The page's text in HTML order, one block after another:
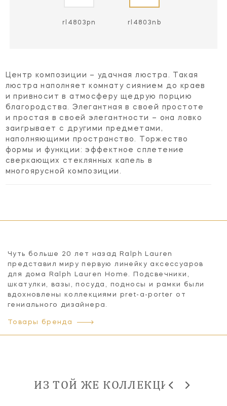
rl4803pn rl4803nb
Центр композиции – удачная люстра. Такая
люстра наполняет комнату сиянием до краев
и привносит в атмосферу щедрую порцию
благородства. Элегантная в своей простоте
и простая в своей элегантности – она ловко
заигрывает с другими предметами,
наполняющими пространство. Торжество
формы и функции: эффектное сплетение
сверкающих стеклянных капель в
многоярусной композиции.
Чуть больше 20 лет назад Ralph Lauren
представил миру первую линейку аксессуаров
для дома Ralph Lauren Home. Подсвечники,
шкатулки, вазы, посуда, подносы и рамки были
вдохновлены коллекциями pret-a-porter от
гениального дизайнера.
Товары бренда
ИЗ ТОЙ ЖЕ КОЛЛЕКЦИИ